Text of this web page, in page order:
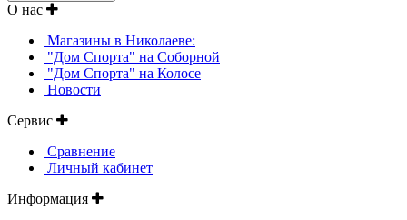
О нас
Магазины в Николаеве:
"Дом Спорта" на Соборной
"Дом Спорта" на Колосе
Новости
Сервис
Сравнение
Личный кабинет
Информация